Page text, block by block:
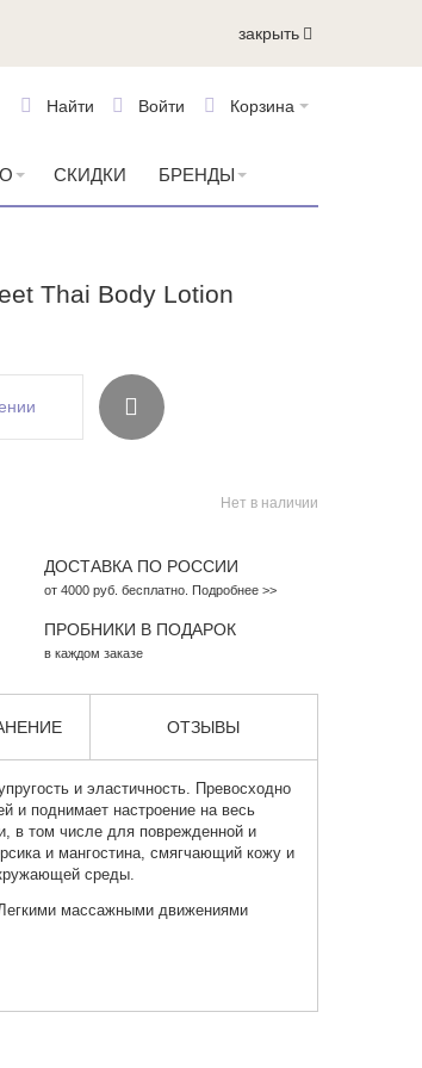
закрыть
Корзина
Войти
Найти
СКИДКИ БРЕНДЫ
Thai Body Lotion
Нет в наличии
ДОСТАВКА ПО РОССИИ
от 4000 руб. бесплатно. Подробнее >>
ПРОБНИКИ В ПОДАРОК
в каждом заказе
ОТЗЫВЫ
и эластичность. Превосходно
и поднимает настроение на весь
в том числе для поврежденной и
и мангостина, смягчающий кожу и
среды.
массажными движениями